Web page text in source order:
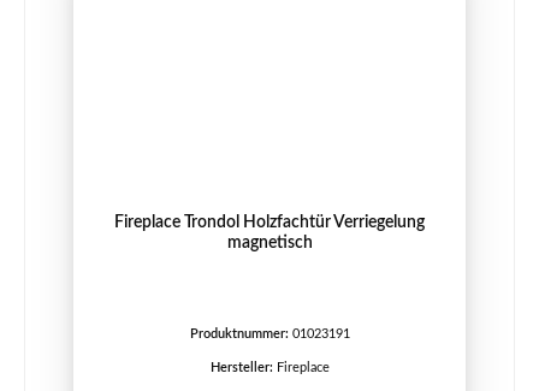
Fireplace Trondol Holzfachtür Verriegelung
magnetisch
Produktnummer: 01023191
Hersteller: Fireplace